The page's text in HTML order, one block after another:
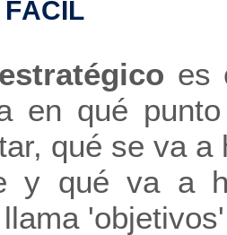
es
en qué
qué se va
y qué va a